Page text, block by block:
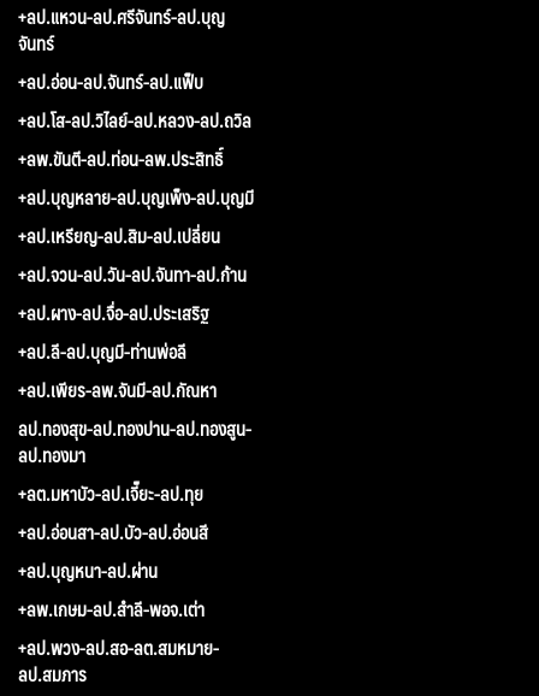
+ลป.แหวน-ลป.ศรีจันทร์-ลป.บุญ
จันทร์
+ลป.อ่อน-ลป.จันทร์-ลป.แฟ็บ
+ลป.โส-ลป.วิไลย์-ลป.หลวง-ลป.ถวิล
+ลพ.ขันตี-ลป.ท่อน-ลพ.ประสิทธิ์
+ลป.บุญหลาย-ลป.บุญเพ็ง-ลป.บุญมี
+ลป.เหรียญ-ลป.สิม-ลป.เปลี่ยน
+ลป.จวน-ลป.วัน-ลป.จันทา-ลป.ก้าน
+ลป.ผาง-ลป.จื่อ-ลป.ประเสริฐ
+ลป.ลี-ลป.บุญมี-ท่านพ่อลี
+ลป.เพียร-ลพ.จันมี-ลป.กัณหา
ลป.ทองสุข-ลป.ทองปาน-ลป.ทองสูน-
ลป.ทองมา
+ลต.มหาบัว-ลป.เจี๊ยะ-ลป.ทุย
+ลป.อ่อนสา-ลป.บัว-ลป.อ่อนสี
+ลป.บุญหนา-ลป.ผ่าน
+ลพ.เกษม-ลป.สำลี-พอจ.เต่า
+ลป.พวง-ลป.สอ-ลต.สมหมาย-
ลป.สมภาร